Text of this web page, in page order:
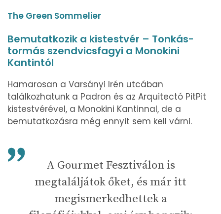
The Green Sommelier
Bemutatkozik a kistestvér – Tonkás-
tormás szendvicsfagyi a Monokini
Kantintól
Hamarosan a Varsányi Irén utcában
találkozhatunk a Padron és az Arquitectó PitPit
kistestvérével, a Monokini Kantinnal, de a
bemutatkozásra még ennyit sem kell várni.
A Gourmet Fesztiválon is
megtaláljátok őket, és már itt
megismerkedhettek a